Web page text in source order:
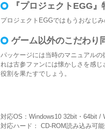
『プロジェクトEGG
プロジェクトEGGではもうおなじ
ゲーム以外のこだわ
パッケージには当時のマニュアル
れは古参ファンには懐かしさを感
役割を果たすでしょう。
対応OS：Windows10 32bit・64bit /
対応ハード： CD-ROM読み込み可